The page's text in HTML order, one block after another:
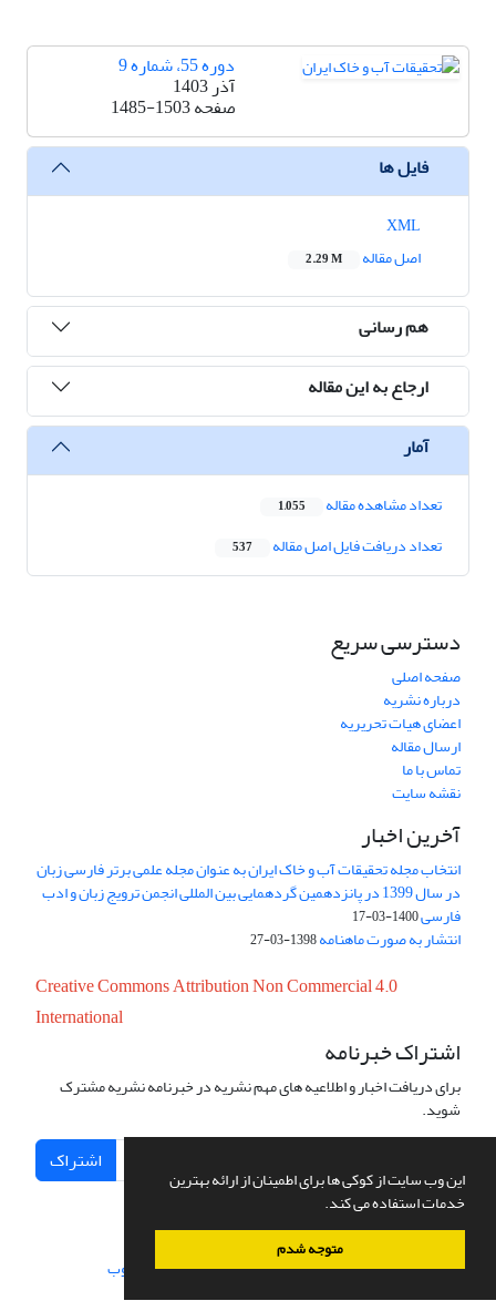
این وب سایت از کوکی ها برای اطمینان از ارائه بهترین
خدمات استفاده می کند.
متوجه شدم
دوره 55، شماره 9
آذر 1403
صفحه1485-1503
فایل ها
اصل مقاله
2.29 M
هم رسانی
ارجاع به این مقاله
آمار
تعداد مشاهده مقاله 1,055
تعداد دریافت فایل اصل مقاله 537
دسترسی سریع
صفحه اصلی
درباره نشریه
اعضای هیات تحریریه
ارسال مقاله
تماس با ما
نقشه سایت
آخرین اخبار
انتخاب مجله تحقیقات آب و خاک ایران به عنوان مجله علمی برتر فارسی زبان
در سال 1399 در پانزدهمین گردهمایی بین المللی انجمن ترویج زبان و ادب
فارسی1400-03-17
انتشار به صورت ماهنامه1398-03-27
Creative Commons Attribution Non Commercial 4.0
International
اشتراک خبرنامه
برای دریافت اخبار و اطلاعیه های مهم نشریه در خبرنامه نشریه مشترک
شوید.
اشتراک
سامانه مدیریت نشریات علمی.طراحی و پیاده سازی از سیناوب